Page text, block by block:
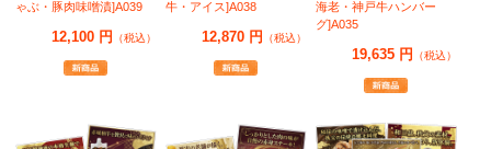
ゃぶ・豚肉味噌漬]A039
12,100 円 （税込）
牛・アイス]A038
12,870 円 （税込）
海老・神戸牛ハンバー
グ]A035
19,635 円 （税込）